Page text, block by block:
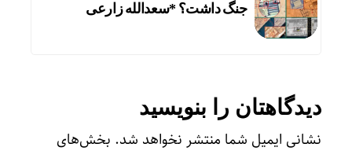
جنگ داشت؟ *سعدالله زارعی
دیدگاهتان را بنویسید
نشانی ایمیل شما منتشر نخواهد شد. بخش‌های